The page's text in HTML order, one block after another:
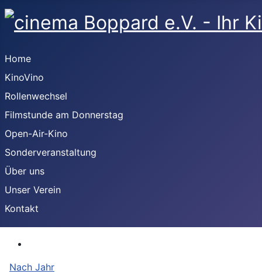
Home
KinoVino
Rollenwechsel
Filmstunde am Donnerstag
Open-Air-Kino
Sonderveranstaltung
Über uns
Unser Verein
Kontakt
Nach Jahr